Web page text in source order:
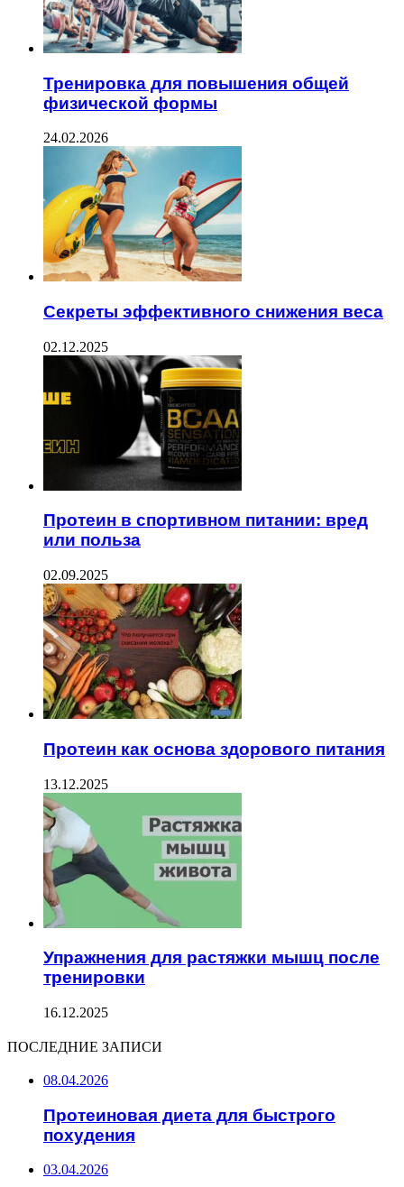
Тренировка для повышения общей
физической формы
24.02.2026
Секреты эффективного снижения веса
02.12.2025
Протеин в спортивном питании: вред
или польза
02.09.2025
Протеин как основа здорового питания
13.12.2025
Упражнения для растяжки мышц после
тренировки
16.12.2025
ПОСЛЕДНИЕ ЗАПИСИ
08.04.2026
Протеиновая диета для быстрого
похудения
03.04.2026